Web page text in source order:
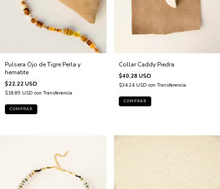
Pulsera Ojo de Tigre Perla y
hematite
$22.22 USD
$18.89 USD con Transferencia
Collar Caddy Piedra
$40.28 USD
$34.24 USD con Transferencia